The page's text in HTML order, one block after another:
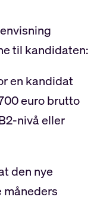
til kandidaten:
en kandidat
euro brutto
nivå eller
den nye